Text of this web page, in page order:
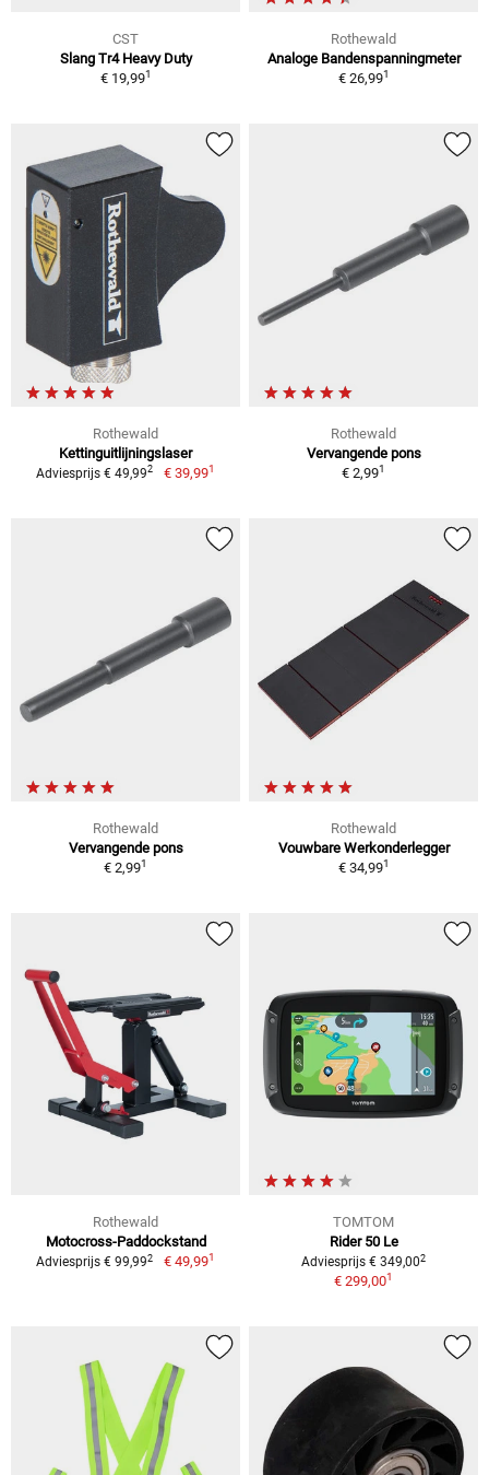
CST
Slang Tr4 Heavy Duty
€ 19,991
Rothewald
Analoge Bandenspanningmeter
€ 26,991
Rothewald
Kettinguitlijningslaser
Adviesprijs € 49,992 € 39,991
Rothewald
Vervangende pons
€ 2,991
Rothewald
Vervangende pons
€ 2,991
Rothewald
Vouwbare Werkonderlegger
€ 34,991
Rothewald
Motocross-Paddockstand
Adviesprijs € 99,992 € 49,991
TOMTOM
Rider 50 Le
Adviesprijs € 349,002
€ 299,001